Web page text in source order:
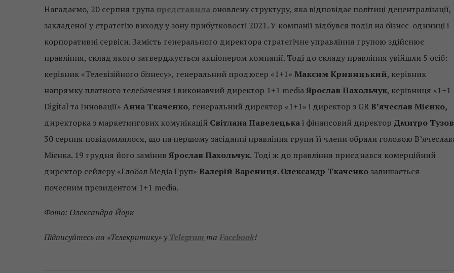
Нагадаємо, 20 серпня група представила оновлену структуру, яка відповідає політиці децентралізації,
закладеної у стратегію виходу у зону прибутковості 2021. У компанії відбувся поділ на бізнес-одиниці і
корпоративні сервіси. Замість генерального директора стратегічне управління групою здійснює
правління, склад якого затверджується акціонером компанії. Тоді до складу правління увійшли 5 осіб:
керівник «Телевізійного бізнесу», генеральний продюсер «1+1» Максим Кривицький, керівник
напрямку платного телебачення і виконавчий директор 1+1 mediaЯрослав Пахольчук, керівниця «1+1
Digital та Інновації» Анна Ткаченко, генеральний директор «1+1» і директор з GR В’ячеслав Мієнко,
директорка з маркетингових комунікацій Світлана Павелецькаі фінансовий директор Дмитро Тузов
30 серпня повідомлялося, що на першому засіданні правління групи її члени обрали головою
Мієнка. 19 грудня його замінив Ярослав Пахольчук. Тоді ж до правління приєднався комерційний
директор сейлеру «Глобал Медіа Груп» Валерій Варениця. Олександр Ткаченко залишається
почесним президентом 1+1 media.
Фото: Олександра Йорк
Підписуйтесь на «Телекритику» у Telegram та Facebook!